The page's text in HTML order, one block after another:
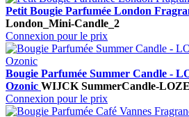
Petit Bougie Parfumée London
London_Mini-Candle_2
Connexion pour le prix
Bougie Parfumée Summer Candle -
Ozonic WIJCK SummerCandle-
Connexion pour le prix